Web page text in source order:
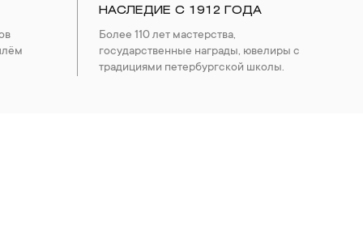
НАСЛЕДИЕ С 1912 ГОДА
Более 110 лет мастерства,
государственные награды, ювелиры с
традициями петербургской школы.